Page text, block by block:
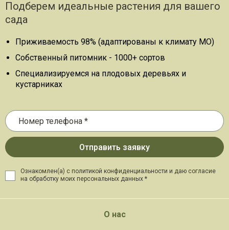
Подберем идеальные растения для вашего
сада
Приживаемость 98% (адаптированы к климату МО)
Собственный питомник - 1000+ сортов
Специализируемся на плодовых деревьях и
кустарниках
Ознакомлен(а) с политикой конфиденциальности и даю согласие
на обработку моих персональных данных *
О нас